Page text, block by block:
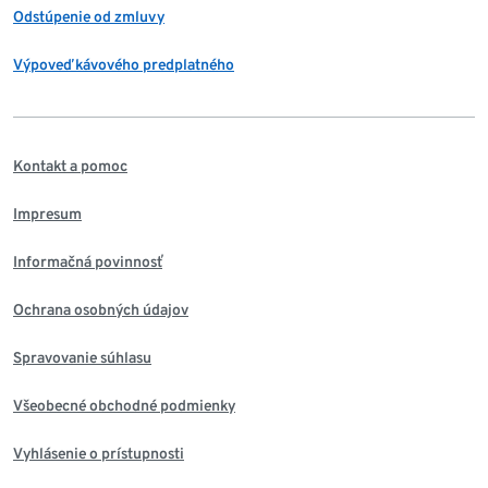
Odstúpenie od zmluvy
Výpoveď kávového predplatného
Kontakt a pomoc
Impresum
Informačná povinnosť
Ochrana osobných údajov
Spravovanie súhlasu
Všeobecné obchodné podmienky
Vyhlásenie o prístupnosti